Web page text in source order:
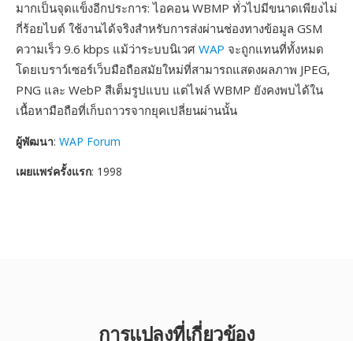
มากเป็นจุดแข็งอีกประการ: ไอคอน WBMP ทั่วไปมีขนาดเพียงไม่
กี่ร้อยไบต์ ใช้งานได้จริงสำหรับการส่งผ่านช่องทางข้อมูล GSM
ความเร็ว 9.6 kbps แม้ว่าระบบนิเวศ WAP จะถูกแทนที่ทั้งหมด
โดยเบราว์เซอร์เว็บมือถือสมัยใหม่ที่สามารถแสดงผลภาพ JPEG,
PNG และ WebP สีเต็มรูปแบบ แต่ไฟล์ WBMP ยังคงพบได้ใน
เนื้อหามือถือที่เก็บถาวรจากยุคเปลี่ยนผ่านนั้น
ผู้พัฒนา: WAP Forum
เผยแพร่ครั้งแรก: 1998
การแปลงที่เกี่ยวข้อง